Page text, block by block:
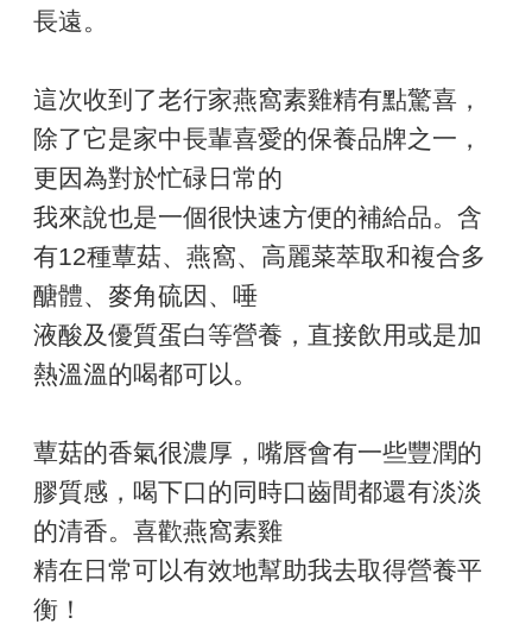
長遠。
這次收到了老行家燕窩素雞精有點驚喜，
除了它是家中長輩喜愛的保養品牌之一，
更因為對於忙碌日常的
我來說也是一個很快速方便的補給品。含
有12種蕈菇、燕窩、高麗菜萃取和複合多
醣體、麥角硫因、唾
液酸及優質蛋白等營養，直接飲用或是加
熱溫溫的喝都可以。
蕈菇的香氣很濃厚，嘴唇會有一些豐潤的
膠質感，喝下口的同時口齒間都還有淡淡
的清香。喜歡燕窩素雞
精在日常可以有效地幫助我去取得營養平
衡！